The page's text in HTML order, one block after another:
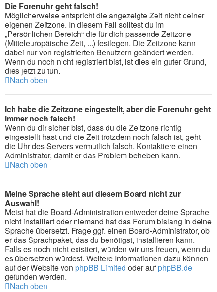
Die Forenuhr geht falsch!
Möglicherweise entspricht die angezeigte Zeit nicht deiner
eigenen Zeitzone. In diesem Fall solltest du im
„Persönlichen Bereich“ die für dich passende Zeitzone
(Mitteleuropäische Zeit, ...) festlegen. Die Zeitzone kann
dabei nur von registrierten Benutzern geändert werden.
Wenn du noch nicht registriert bist, ist dies ein guter Grund,
dies jetzt zu tun.
Nach oben
Ich habe die Zeitzone eingestellt, aber die Forenuhr geht
immer noch falsch!
Wenn du dir sicher bist, dass du die Zeitzone richtig
eingestellt hast und die Zeit trotzdem noch falsch ist, geht
die Uhr des Servers vermutlich falsch. Kontaktiere einen
Administrator, damit er das Problem beheben kann.
Nach oben
Meine Sprache steht auf diesem Board nicht zur
Auswahl!
Meist hat die Board-Administration entweder deine Sprache
nicht installiert oder niemand hat das Forum bislang in deine
Sprache übersetzt. Frage ggf. einen Board-Administrator, ob
er das Sprachpaket, das du benötigst, installieren kann.
Falls es noch nicht existiert, würden wir uns freuen, wenn du
es übersetzen würdest. Weitere Informationen dazu können
auf der Website von phpBB Limited oder aufphpBB.de
gefunden werden.
Nach oben